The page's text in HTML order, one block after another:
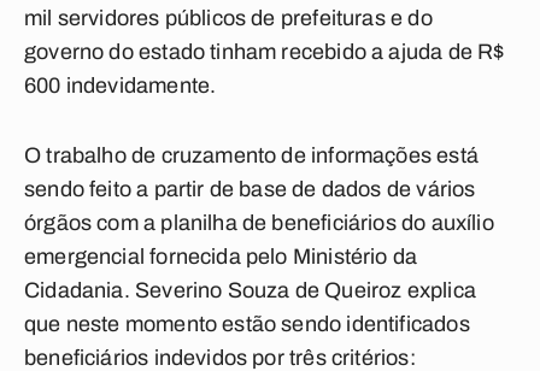
mil servidores públicos de prefeituras e do
governo do estado tinham recebido a ajuda de R$
600 indevidamente.
O trabalho de cruzamento de informações está
sendo feito a partir de base de dados de vários
órgãos com a planilha de beneficiários do auxílio
emergencial fornecida pelo Ministério da
Cidadania. Severino Souza de Queiroz explica
que neste momento estão sendo identificados
beneficiários indevidos por três critérios: